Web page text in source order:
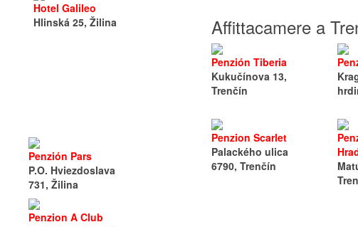
Hotel Galileo
Hlinská 25, Žilina
Penzión Pars
P.O. Hviezdoslava
731, Žilina
Penzion A Club
Affittacamere a
Penzión Tiberia
Kukučínova 13,
Trenčín
Penzion Scarlet
Palackého ulica
6790, Trenčín